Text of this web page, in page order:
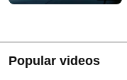
Popular videos